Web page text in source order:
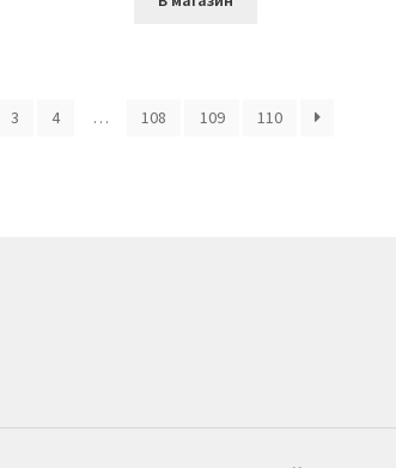
3 4 … 108 109 110